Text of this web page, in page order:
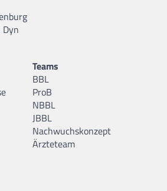
Teams
BBL
ProB
NBBL
JBBL
Nachwuchskonzept
Ärzteteam